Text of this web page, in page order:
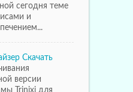
сегодня теме
и
Скачать
версии
Trinixi для